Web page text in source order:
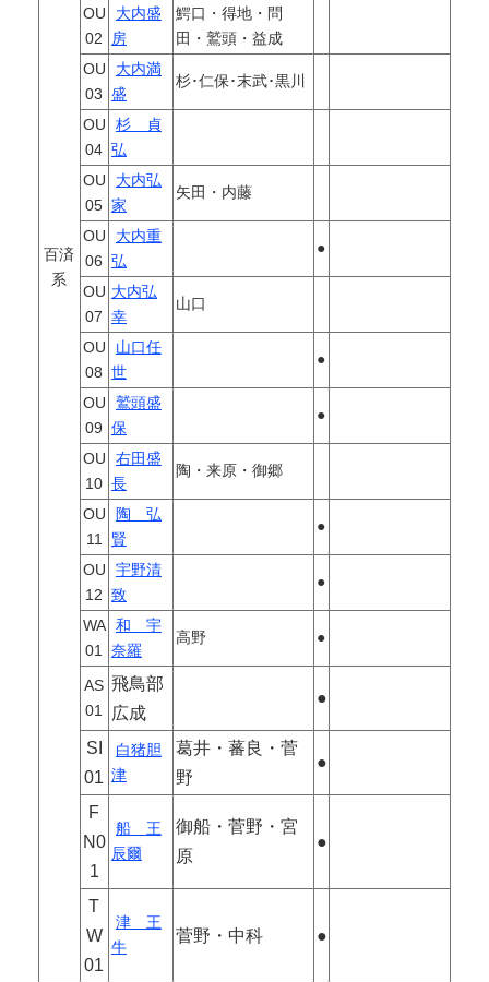
百済
系
OU
02
大内盛
房
鰐口・得地・問
田・鷲頭・益成
OU
03
大内満
盛
杉･仁保･末武･黒川
OU
04
杉 貞
弘
OU
05
大内弘
家
矢田・内藤
OU
06
大内重
弘
●
OU
07
大内弘
幸
山口
OU
08
山口任
世
●
OU
09
鷲頭盛
保
●
OU
10
右田盛
長
陶・来原・御郷
OU
11
陶 弘
賢
●
OU
12
宇野清
致
●
WA
01
和 宇
奈羅
高野 ●
AS
01
飛鳥部
広成
●
SI
01
白猪胆
津
葛井・蕃良・菅
野
●
F
N0
1
船 王
辰爾
御船・菅野・宮
原
●
T
W
01
津 王
牛
菅野・中科 ●